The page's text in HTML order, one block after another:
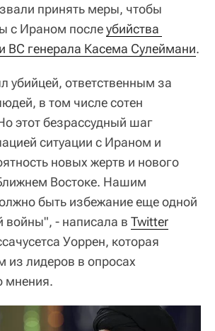
принять меры, чтобы
с Ираном послеубийства
ВС генерала Касема Сулеймани.
убийцей, ответственным за
в том числе сотен
этот безрассудный шаг
ситуации с Ираном и
новых жертв и нового
Востоке. Нашим
быть избежание еще одной
войны", - написала в Twitter
Уоррен, которая
из лидеров в опросах
мнения.